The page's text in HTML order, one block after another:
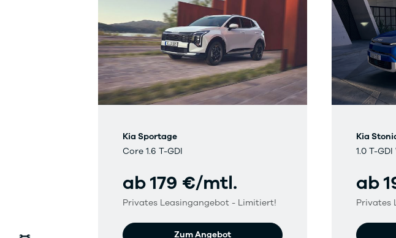
Kia Sportage
Core 1.6 T-GDI
ab 179 €/mtl.
Privates Leasingangebot - Limitiert!
Zum Angebot
Kia
1.0 T-
ab
Privates